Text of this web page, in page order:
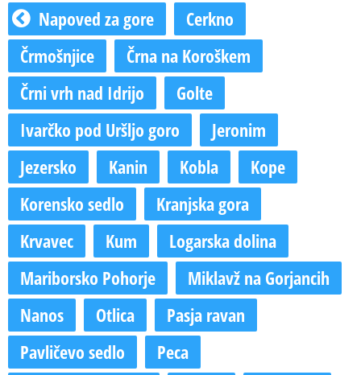
Napoved za gore
Cerkno
Črmošnjice
Črna na Koroškem
Črni vrh nad Idrijo
Golte
Ivarčko pod Uršljo goro
Jeronim
Jezersko
Kanin Kobla
Kope
Korensko sedlo
Kranjska gora
Krvavec
Kum
Logarska dolina
Mariborsko Pohorje
Miklavž na Gorjancih
Nanos
Otlica
Pasja ravan
Pavličevo sedlo
Peca